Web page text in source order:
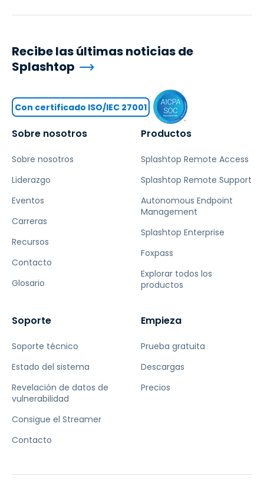
Sobre nosotros
Sobre nosotros
Liderazgo
Eventos
Carreras
Recursos
Contacto
Glosario
Productos
Splashtop Remote Access
Splashtop Remote Support
Autonomous Endpoint
Management
Splashtop Enterprise
Foxpass
Explorar todos los
productos
Soporte
Soporte técnico
Estado del sistema
Revelación de datos de
vulnerabilidad
Consigue el Streamer
Contacto
Empieza
Prueba gratuita
Descargas
Precios
Recibe las últimas noticias de
Splashtop
Con certificado ISO/IEC 27001